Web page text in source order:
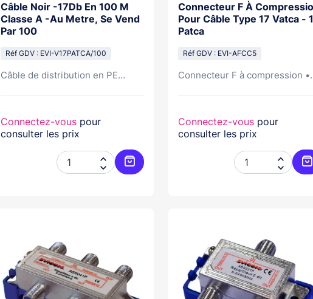
Câble Noir -17Db En 100 M
Classe A -Au Metre, Se Vend
Par 100
Réf GDV : EVI-V17PATCA/100
Câble de distribution en PE...
Connectez-vouspour
consulter les prix


Ajouter au panier
Connecteur F À
Pour Câble Type 17 Vatca -
Patca
Réf GDV : EVI-AFCC5
Connecteur F à compression
Connectez-vouspour
consulter les prix

